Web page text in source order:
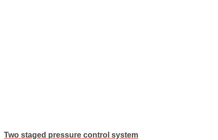
Two staged pressure control system